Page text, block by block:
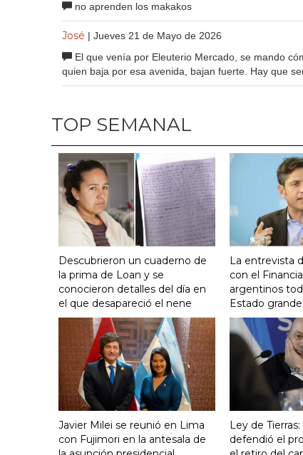
no aprenden los makakos
José | Jueves 21 de Mayo de 2026
El que venía por Eleuterio Mercado, se mando
quien baja por esa avenida, bajan fuerte. Hay que
TOP SEMANAL
Descubrieron un cuaderno de
la prima de Loan y se
conocieron detalles del día en
el que desapareció el nene
La entrevista
con el
argentinos
Estado
Javier Milei se reunió en Lima
con Fujimori en la antesala de
Ley de
defendió el